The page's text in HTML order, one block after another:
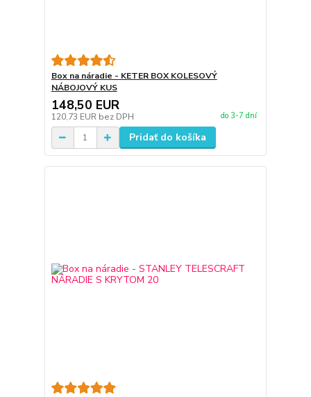
Box na náradie - KETER BOX KOLESOVÝ
NÁBOJOVÝ KUS
148,50 EUR
120,73 EUR bez DPH do 3-7 dní
Pridať do košíka